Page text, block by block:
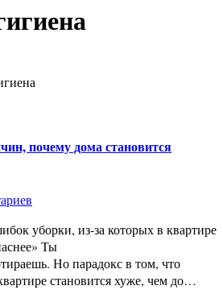
почему дома становится
Ты
Но парадокс в том, что
становится хуже, чем до…